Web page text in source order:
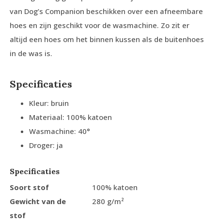
van Dog’s Companion beschikken over een afneembare
hoes en zijn geschikt voor de wasmachine. Zo zit er
altijd een hoes om het binnen kussen als de buitenhoes
in de was is.
Specificaties
Kleur: bruin
Materiaal: 100% katoen
Wasmachine: 40°
Droger: ja
Specificaties
Soort stof
100% katoen
Gewicht van de
stof
280 g/m²